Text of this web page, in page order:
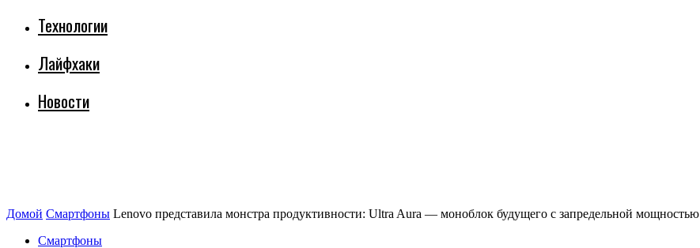
Технологии
Лайфхаки
Новости
Домой Смартфоны Lenovo представила монстра продуктивности: Ultra Aura — моноблок будущего с запредельной мощностью
Смартфоны